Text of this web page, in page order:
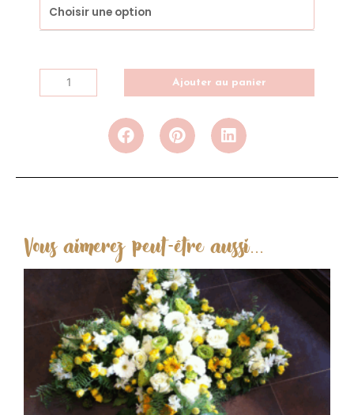
Coussin
Poudré
Ajouter au panier
Vous aimerez peut-être aussi...